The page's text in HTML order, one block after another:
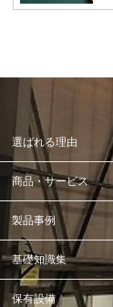
選ばれる理由
商品・サービス
製品事例
基礎知識集
保有設備